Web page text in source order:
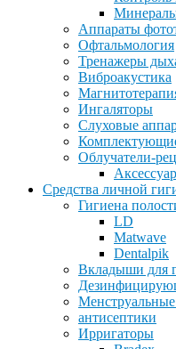
Аппараты
Офтальмология
Тренажеры
Виброакустика
Ингаляторы
Слуховые
Облучатели-
Средства личной
Гигиена
LD
Matwave
Dentalpik
Вкладыши для
антисептики
Ирригаторы